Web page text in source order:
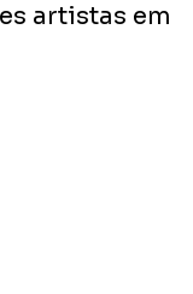
artistas em